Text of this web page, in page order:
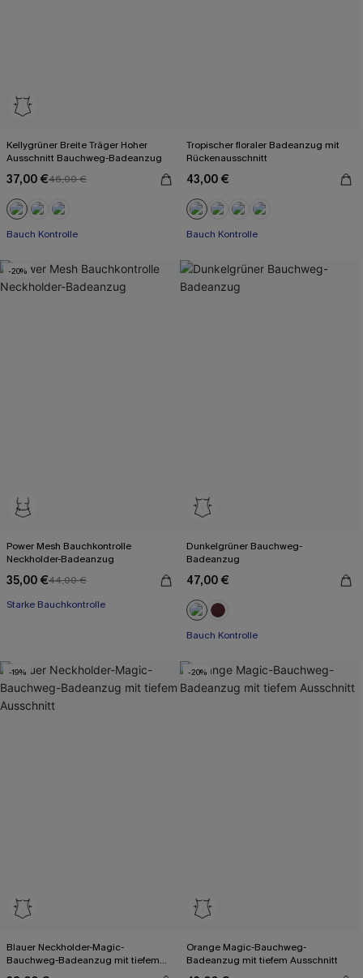
Kellygrüner Breite Träger Hoher
Ausschnitt Bauchweg-Badeanzug
37,00 €46,00 €
Bauch Kontrolle
Tropischer floraler Badeanzug mit
Rückenausschnitt
43,00 €
Bauch Kontrolle
-20%
Power Mesh Bauchkontrolle
Neckholder-Badeanzug
35,00 €44,00 €
Starke Bauchkontrolle
Dunkelgrüner Bauchweg-
Badeanzug
47,00 €
Bauch Kontrolle
-19%
Blauer Neckholder-Magic-
Bauchweg-Badeanzug mit tiefem
-20%
Orange Magic-Bauchweg-
Badeanzug mit tiefem Ausschnitt